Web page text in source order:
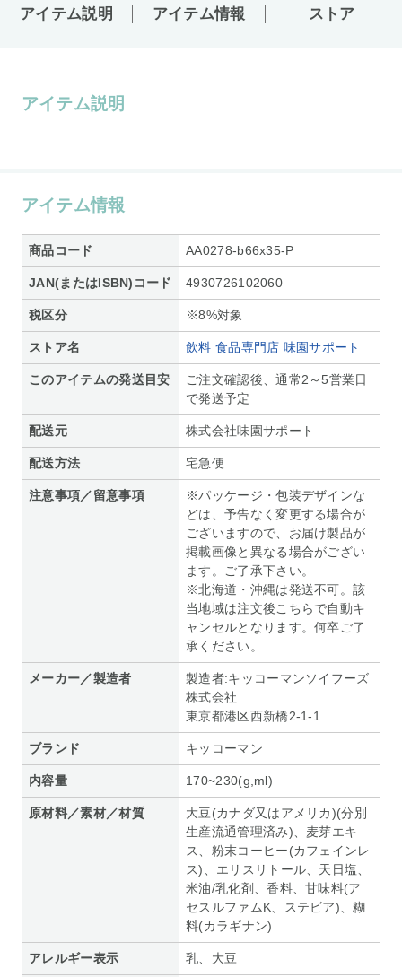
アイテム説明 アイテム情報 ストア
アイテム説明
アイテム情報
商品コード AA0278-b66x35-P
JAN(またはISBN)コード 4930726102060
税区分 ※8%対象
ストア名 飲料 食品専門店 味園サポート
このアイテムの発送目安
ご注文確認後、通常2～5営業日
で発送予定
配送元 株式会社味園サポート
配送方法 宅急便
注意事項／留意事項
※パッケージ・包装デザインな
どは、予告なく変更する場合が
ございますので、お届け製品が
掲載画像と異なる場合がござい
ます。ご了承下さい。
※北海道・沖縄は発送不可。該
当地域は注文後こちらで自動キ
ャンセルとなります。何卒ご了
承ください。
メーカー／製造者
製造者:キッコーマンソイフーズ
株式会社
東京都港区西新橋2-1-1
ブランド キッコーマン
内容量 170~230(g,ml)
原材料／素材／材質
大豆(カナダ又はアメリカ)(分別
生産流通管理済み)、麦芽エキ
ス、粉末コーヒー(カフェインレ
ス)、エリスリトール、天日塩、
米油/乳化剤、香料、甘味料(ア
セスルファムK、ステビア)、糊
料(カラギナン)
アレルギー表示 乳、大豆